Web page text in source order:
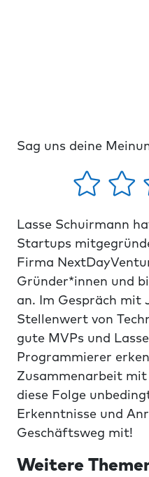
Sag uns deine
Lasse Schuirmann
Startups
Firma
Gründer*innen und
an. Im Gespräch mit
Stellenwert von
gute MVPs und
Programmierer
Zusammenarbeit
diese Folge
Erkenntnisse und
Geschäftsweg mit!
Weitere